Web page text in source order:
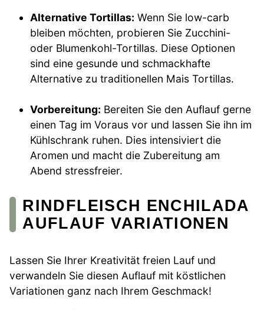
Alternative Tortillas: Wenn Sie low-carb
bleiben möchten, probieren Sie Zucchini-
oder Blumenkohl-Tortillas. Diese Optionen
sind eine gesunde und schmackhafte
Alternative zu traditionellen Mais Tortillas.
Vorbereitung: Bereiten Sie den Auflauf gerne
einen Tag im Voraus vor und lassen Sie ihn im
Kühlschrank ruhen. Dies intensiviert die
Aromen und macht die Zubereitung am
Abend stressfreier.
RINDFLEISCH ENCHILADA
AUFLAUF VARIATIONEN
Lassen Sie Ihrer Kreativität freien Lauf und
verwandeln Sie diesen Auflauf mit köstlichen
Variationen ganz nach Ihrem Geschmack!